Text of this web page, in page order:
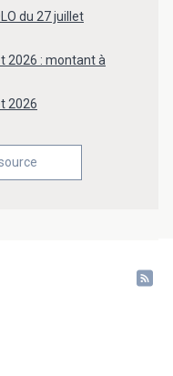
du 27 juillet
2026 : montant à
2026